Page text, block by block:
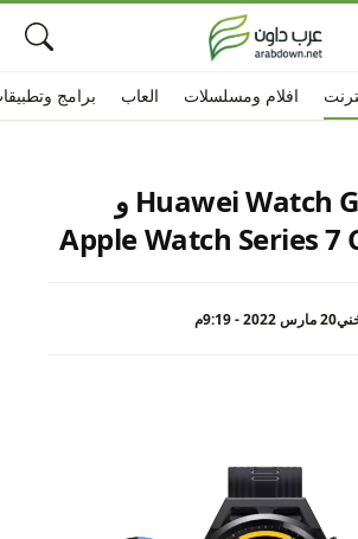
افلام ومسلسلات العاب برامج
Huawei Watch GT Runner و
Apple Watch Series 7
20 مارس 2022 - 9:19م